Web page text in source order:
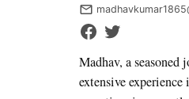
Madhav, a
extensive